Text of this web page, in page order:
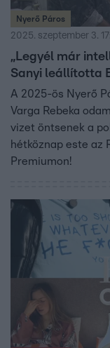
Nyerő Páros
2025. szeptember 3.
„Legyél már
Sanyi leállította
A 2025-ös Nyerő
Varga Rebeka
vizet öntsenek a
hétköznap este az
Premiumon!